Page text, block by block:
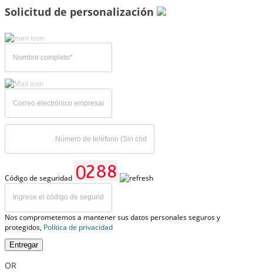
Solicitud de personalización
Código de seguridad
Nos comprometemos a mantener sus datos personales seguros y
protegidos, Política de privacidad
Entregar
OR